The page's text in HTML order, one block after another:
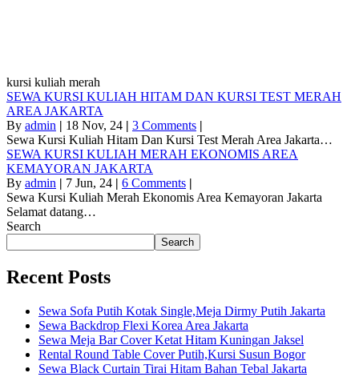
kursi kuliah merah
SEWA KURSI KULIAH HITAM DAN KURSI TEST MERAH
AREA JAKARTA
By admin | 18 Nov, 24 | 3 Comments |
Sewa Kursi Kuliah Hitam Dan Kursi Test Merah Area Jakarta…
SEWA KURSI KULIAH MERAH EKONOMIS AREA
KEMAYORAN JAKARTA
By admin | 7 Jun, 24 | 6 Comments |
Sewa Kursi Kuliah Merah Ekonomis Area Kemayoran Jakarta
Selamat datang…
Search
Search
Recent Posts
Sewa Sofa Putih Kotak Single,Meja Dirmy Putih Jakarta
Sewa Backdrop Flexi Korea Area Jakarta
Sewa Meja Bar Cover Ketat Hitam Kuningan Jaksel
Rental Round Table Cover Putih,Kursi Susun Bogor
Sewa Black Curtain Tirai Hitam Bahan Tebal Jakarta